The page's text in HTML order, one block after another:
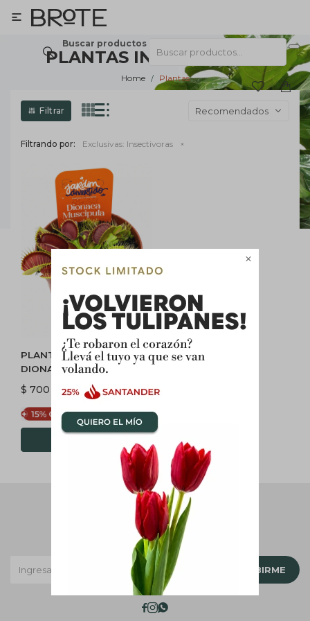

Buscar productos

PLANTAS INSECTIVORAS
Home Plantas
Recomendados
Filtrando por: Exclusivas: Insectivoras
PLANTA INSECTÍVORA
DIONAEA ( CARNIVORA )
$ 700
$ 595
Newsletter
¡Suscribite y recibí todas nuestras novedades!
SUSCRIBIRME
